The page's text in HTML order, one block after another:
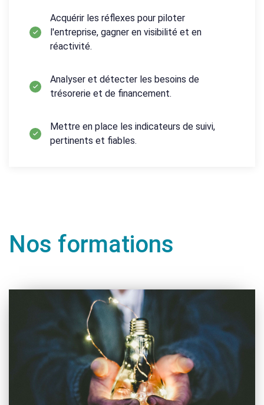
Acquérir les réflexes pour piloter
l'entreprise, gagner en visibilité et en
réactivité.
Analyser et détecter les besoins de
trésorerie et de financement.
Mettre en place les indicateurs de suivi,
pertinents et fiables.
Nos formations